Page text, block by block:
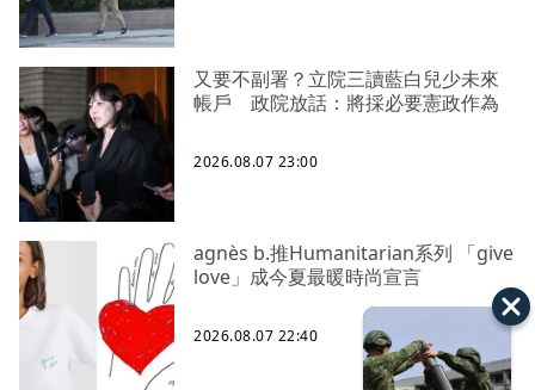
又要不副署？立院三讀藍白兒少未來
帳戶 政院放話：將採必要憲政作為
2026.08.07 23:00
agnès b.推Humanitarian系列 「give
love」成今夏最暖時尚宣言
2026.08.07 22:40